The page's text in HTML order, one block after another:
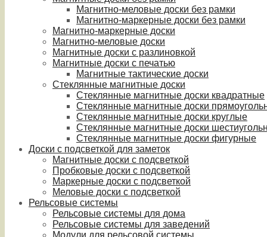
Магнитно-меловые доски без рамки
Магнитно-маркерные доски без рамки
Магнитно-маркерные доски
Магнитно-меловые доски
Магнитные доски с разлиновкой
Магнитные доски с печатью
Магнитные тактические доски
Стеклянные магнитные доски
Стеклянные магнитные доски квадратные
Стеклянные магнитные доски
Стеклянные магнитные доски круглые
Стеклянные магнитные доски
Стеклянные магнитные доски фигурные
Доски с подсветкой для заметок
Магнитные доски с подсветкой
Пробковые доски с подсветкой
Маркерные доски с подсветкой
Меловые доски с подсветкой
Рельсовые системы
Рельсовые системы для дома
Рельсовые системы для заведений
Модули для рельсовой системы